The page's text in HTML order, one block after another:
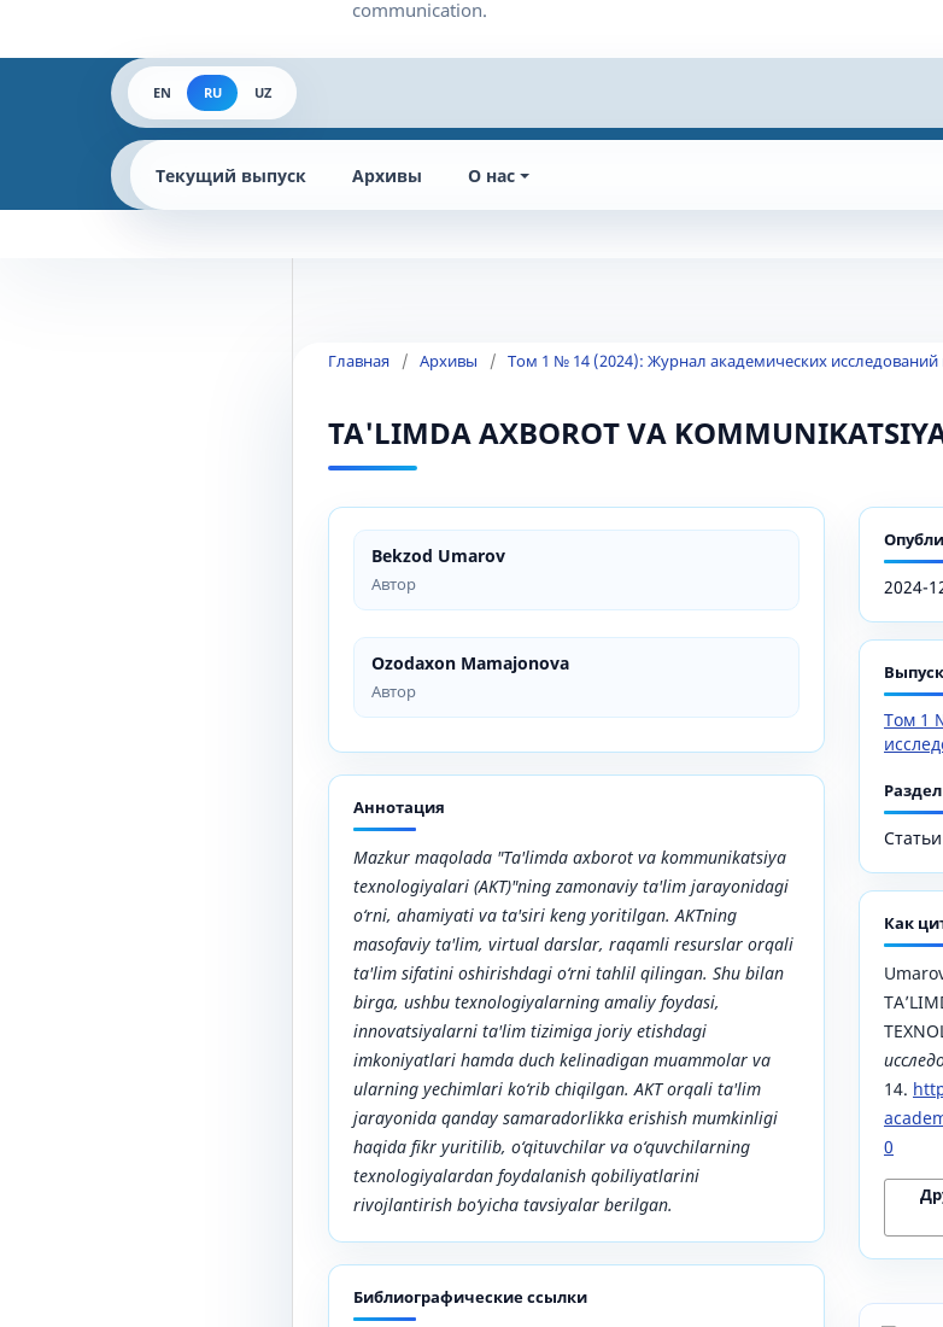
EN RU UZ
Текущий выпуск Архивы О нас
Главная / Архивы / Том 1 № 14 (2024): Журнал академических исследований
TA'LIMDA AXBOROT VA
Bekzod Umarov
Автор
Ozodaxon Mamajonova
Автор
Аннотация
Mazkur maqolada "Ta'limda axborot va kommunikatsiya
texnologiyalari (AKT)"ning zamonaviy ta'lim jarayonidagi
o‘rni, ahamiyati va ta'siri keng yoritilgan. AKTning
masofaviy ta'lim, virtual darslar, raqamli resurslar orqali
ta'lim sifatini oshirishdagi o‘rni tahlil qilingan. Shu bilan
birga, ushbu texnologiyalarning amaliy foydasi,
innovatsiyalarni ta'lim tizimiga joriy etishdagi
imkoniyatlari hamda duch kelinadigan muammolar va
ularning yechimlari ko‘rib chiqilgan. AKT orqali ta'lim
jarayonida qanday samaradorlikka erishish mumkinligi
haqida fikr yuritilib, o‘qituvchilar va o‘quvchilarning
texnologiyalardan foydalanish qobiliyatlarini
rivojlantirish bo‘yicha tavsiyalar berilgan.
Библиографические ссылки
2024-
Выпуск
Том 1
Раздел
Статьи
Как
14.
0